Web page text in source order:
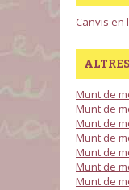
Canvis en
Munt de
Munt de
Munt de
Munt de
Munt de
Munt de
Munt de